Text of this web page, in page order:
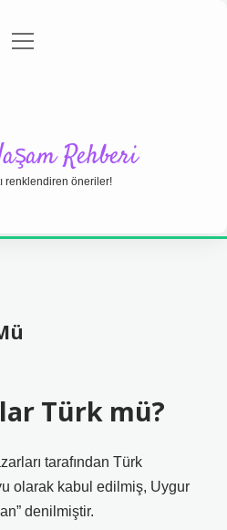
Politikası
menüyü
Rehberi
renklendiren öneriler!
Türk mü?
tarafından Türk
olarak kabul edilmiş, Uygur
denilmiştir.